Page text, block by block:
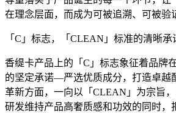
在理念层面，而成为可被追溯、可被验
「C」标志，「CLEAN」标准的清晰承
香缇卡产品上的「C」标志象征着品牌
的坚定承诺—严选优质成分，打造卓越
革新方面，一向以「CLEAN」为宗旨
研发维持产品高奢质感和功效的同时，